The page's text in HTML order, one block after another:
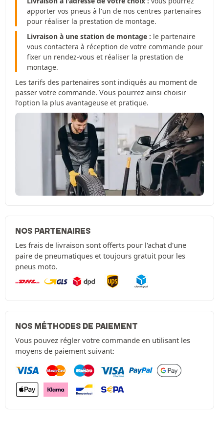
apporter vos pneus à l'un de nos centres partenaires
pour réaliser la prestation de montage.
Livraison à une station de montage : le partenaire
vous contactera à réception de votre commande pour
fixer un rendez-vous et réaliser la prestation de
montage.
Les tarifs des partenaires sont indiqués au moment de
passer votre commande. Vous pourrez ainsi choisir
l’option la plus avantageuse et pratique.
NOS PARTENAIRES
Les frais de livraison sont offerts pour l'achat d'une
paire de pneumatiques et toujours gratuit pour les
pneus moto.
NOS MÉTHODES DE PAIEMENT
Vous pouvez régler votre commande en utilisant les
moyens de paiement suivant: